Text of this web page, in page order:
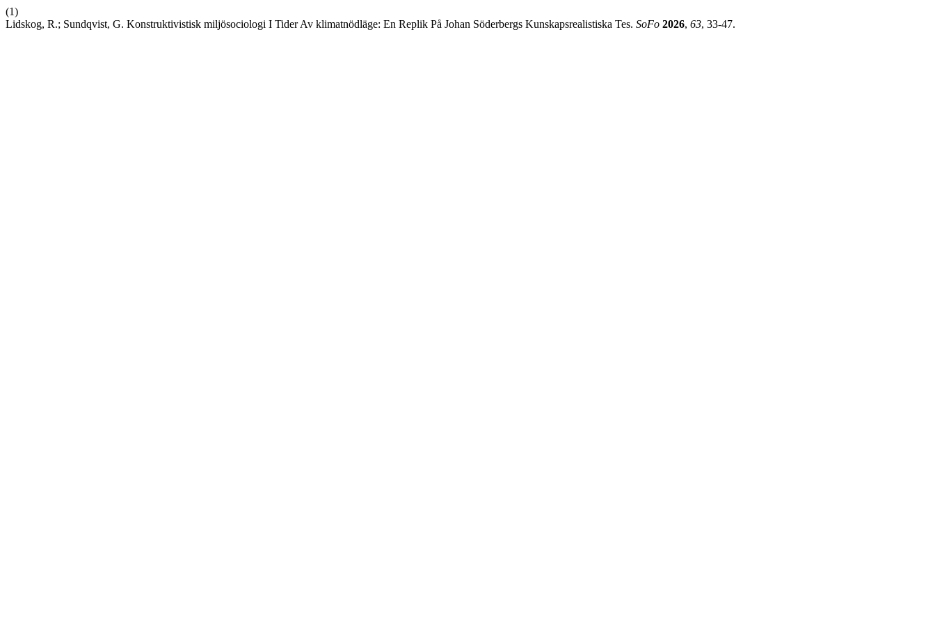
(1)
Lidskog, R.; Sundqvist, G. Konstruktivistisk miljösociologi I Tider Av klimatnödläge: En Replik På Johan Söderbergs Kunskapsrealistiska Tes. SoFo 2026, 63, 33-47.